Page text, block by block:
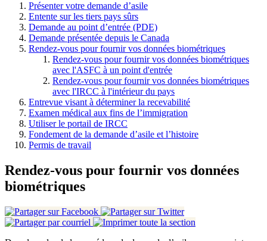
Présenter votre demande d’asile
Entente sur les tiers pays sûrs
Demande au point d’entrée (PDE)
Demande présentée depuis le Canada
Rendez-vous pour fournir vos données biométriques
Rendez-vous pour fournir vos données biométriques
avec l'ASFC à un point d'entrée
Rendez-vous pour fournir vos données biométriques
avec l'IRCC à l'intérieur du pays
Entrevue visant à déterminer la recevabilité
Examen médical aux fins de l’immigration
Utiliser le portail de IRCC
Fondement de la demande d’asile et l’histoire
Permis de travail
Rendez-vous pour fournir vos données
biométriques